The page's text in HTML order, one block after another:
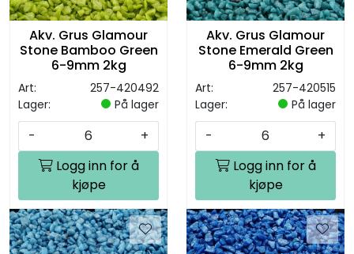
Akv. Grus Glamour
Stone Bamboo Green
6-9mm 2kg
Art:
257-420492
Lager:
På lager
-
+
Logg inn for å
kjøpe
Akv. Grus Glamour
Stone Emerald Green
6-9mm 2kg
Art:
257-420515
Lager:
På lager
-
+
Logg inn for å
kjøpe